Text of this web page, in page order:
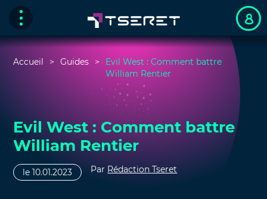
Accueil Guides
Evil West : Comment battre
William Rentier
Evil West : Comment battre
William Rentier
le 10.01.2023 Par Rédaction Tseret